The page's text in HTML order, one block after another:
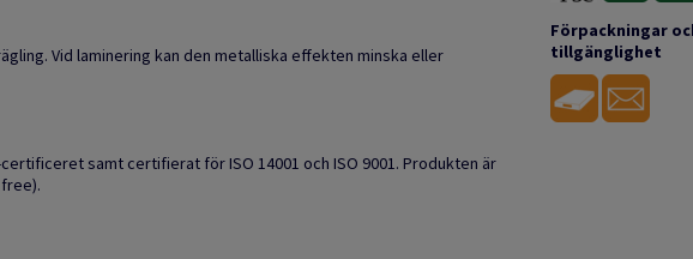
Vid laminering kan den metalliska effekten minska eller
certificeret samt certifierat för ISO 14001 och ISO 9001. Produkten är
Förpackningar
tillgänglighet